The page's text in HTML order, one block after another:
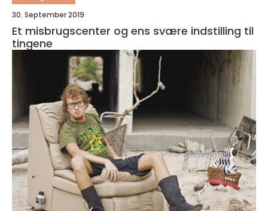
30. September 2019
Et misbrugscenter og ens svære indstilling til
tingene